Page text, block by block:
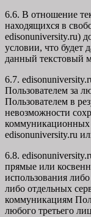
6.6. В отношение
находящихся в
edisonuniversity.ru)
условии, что будет
данный текстовый
6.7.
Пользователем за
Пользователем в
невозможности
коммуникационных
edisonuniversity.ru
6.8.
прямые или
использования
либо отдельных
коммуникациям
любого третьего